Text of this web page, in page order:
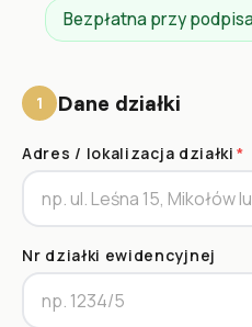
Bezpłatna przy
1 Dane działki
Adres / lokalizacja działki *
Nr działki ewidencyjnej